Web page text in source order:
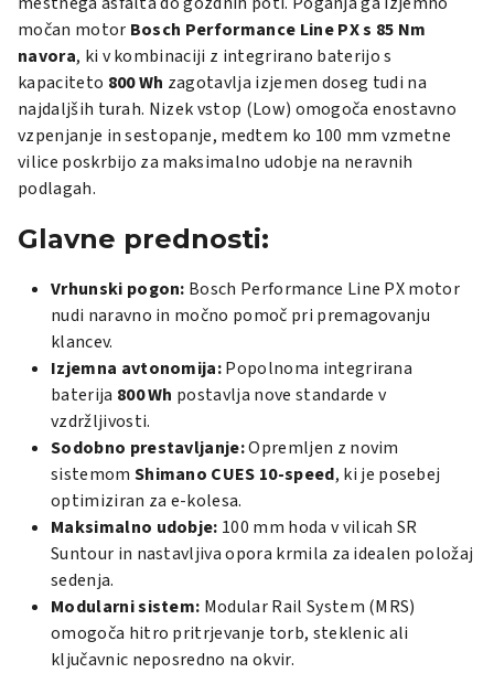
močan motor Bosch Performance Line PX s 85 Nm
navora, ki v kombinaciji z integrirano baterijo s
kapaciteto 800 Wh zagotavlja izjemen doseg tudi na
najdaljših turah. Nizek vstop (Low) omogoča enostavno
vzpenjanje in sestopanje, medtem ko 100 mm vzmetne
vilice poskrbijo za maksimalno udobje na neravnih
podlagah.
Glavne prednosti:
Vrhunski pogon: Bosch Performance Line PX motor
nudi naravno in močno pomoč pri premagovanju
klancev.
Izjemna avtonomija:Popolnoma integrirana
baterija 800 Wh postavlja nove standarde v
vzdržljivosti.
Sodobno prestavljanje:Opremljen z novim
sistemom Shimano CUES 10-speed, ki je posebej
optimiziran za e-kolesa.
Maksimalno udobje: 100 mm hoda v vilicah SR
Suntour in nastavljiva opora krmila za idealen položaj
sedenja.
Modularni sistem: Modular Rail System (MRS)
omogoča hitro pritrjevanje torb, steklenic ali
ključavnic neposredno na okvir.